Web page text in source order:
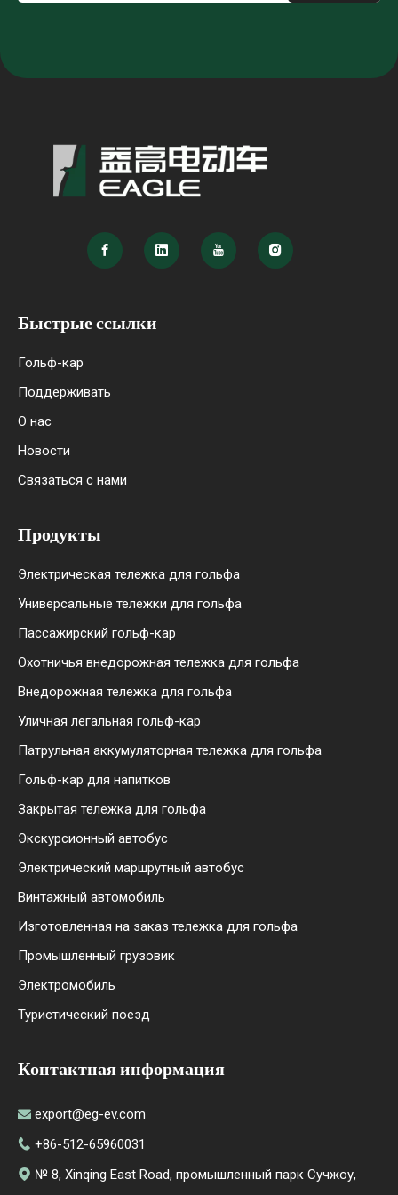
Быстрые ссылки
Гольф-кар
Поддерживать
О нас
Новости
Связаться с нами
Продукты
Электрическая тележка для гольфа
Универсальные тележки для гольфа
Пассажирский гольф-кар
Охотничья внедорожная тележка для гольфа
Внедорожная тележка для гольфа
Уличная легальная гольф-кар
Патрульная аккумуляторная тележка для гольфа
Гольф-кар для напитков
Закрытая тележка для гольфа
Экскурсионный автобус
Электрический маршрутный автобус
Винтажный автомобиль
Изготовленная на заказ тележка для гольфа
Промышленный грузовик
Электромобиль
Туристический поезд
Контактная информация
 export@eg-ev.com
 +86-512-65960031
 № 8, Xinqing East Road, промышленный парк Сучжоу,